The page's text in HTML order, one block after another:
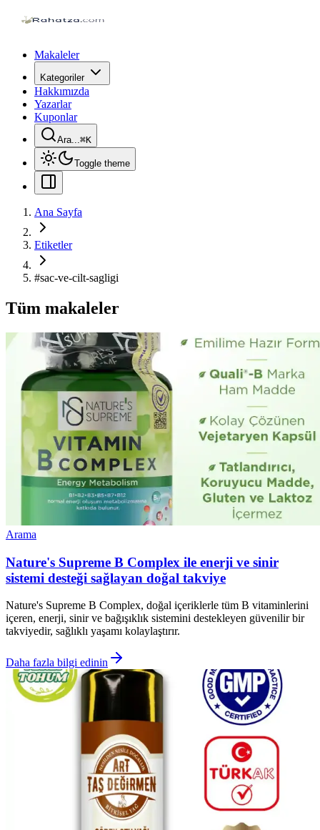
Makaleler
Kategoriler
Hakkımızda
Yazarlar
Kuponlar
Ara...⌘K
Toggle theme
Ana Sayfa
Etiketler
#sac-ve-cilt-sagligi
Tüm makaleler
Arama
Nature's Supreme B Complex ile enerji ve sinir
sistemi desteği sağlayan doğal takviye
Nature's Supreme B Complex, doğal içeriklerle tüm B vitaminlerini
içeren, enerji, sinir ve bağışıklık sistemini destekleyen güvenilir bir
takviyedir, sağlıklı yaşamı kolaylaştırır.
Daha fazla bilgi edinin